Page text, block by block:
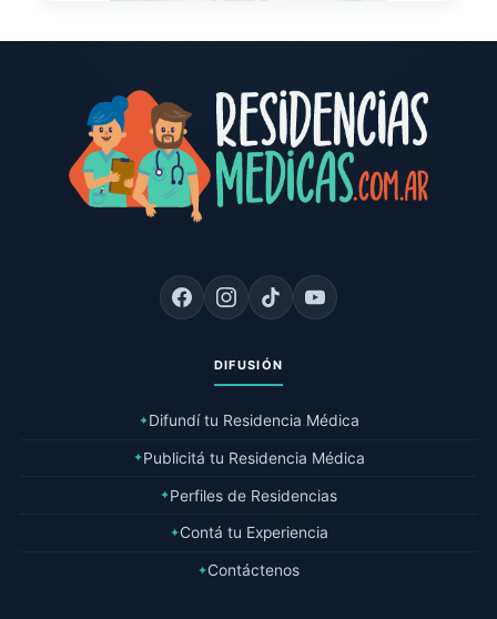
DIFUSIÓN
✦Difundí tu Residencia Médica
✦Publicitá tu Residencia Médica
✦Perfiles de Residencias
✦Contá tu Experiencia
✦Contáctenos